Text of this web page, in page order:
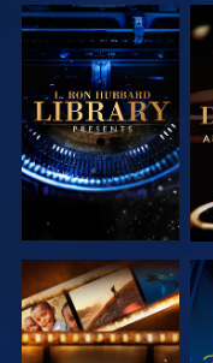
VERKEN DE
SERIE
VERKEN DE
SERIE